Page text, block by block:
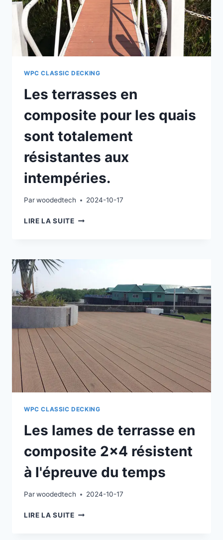
FEEL
RELAXED
AND
HAPPY
WPC CLASSIC DECKING
Les terrasses en
composite pour les quais
sont totalement
résistantes aux
intempéries.
Parwoodedtech 2024-10-17
LIRE LA SUITELES
SONT
TOTALEMENT
RÉSISTANTES
AUX
INTEMPÉRIES.
WPC CLASSIC DECKING
Les lames de terrasse en
composite 2×4 résistent
à l'épreuve du temps
Parwoodedtech 2024-10-17
LIRE LA SUITELES